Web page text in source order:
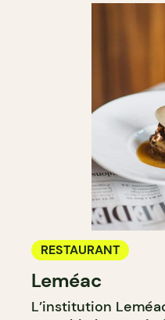
RESTAURANT
Leméac
L’institution